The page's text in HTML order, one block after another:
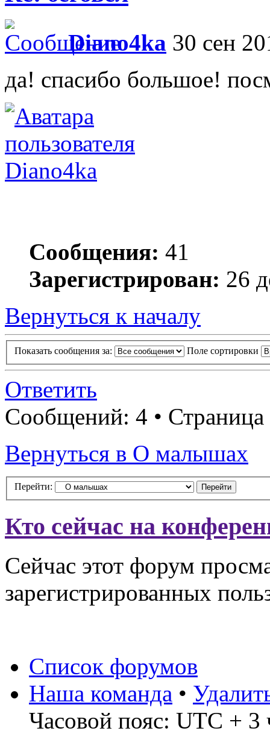
Diano4ka 30 сен
да! спасибо большое!
Diano4ka
Сообщения: 41
Зарегистрирован: 26
Вернуться к началу
Показать сообщения за: Поле сортировки
Ответить
Сообщений: 4 • Страница
Вернуться в О малышах
Перейти:
Кто сейчас на
Сейчас этот форум
зарегистрированных
Список форумов
Наша команда •
Часовой пояс: UTC + 3